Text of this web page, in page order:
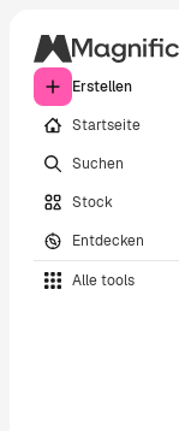
Erstellen
Startseite
Suchen
Stock
Entdecken
Alle tools